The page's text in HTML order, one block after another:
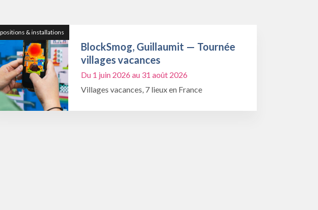
& installations
BlockSmog, Guillaumit — Tournée
villages vacances
Du 1 juin 2026 au 31 août 2026
Villages vacances, 7 lieux en France